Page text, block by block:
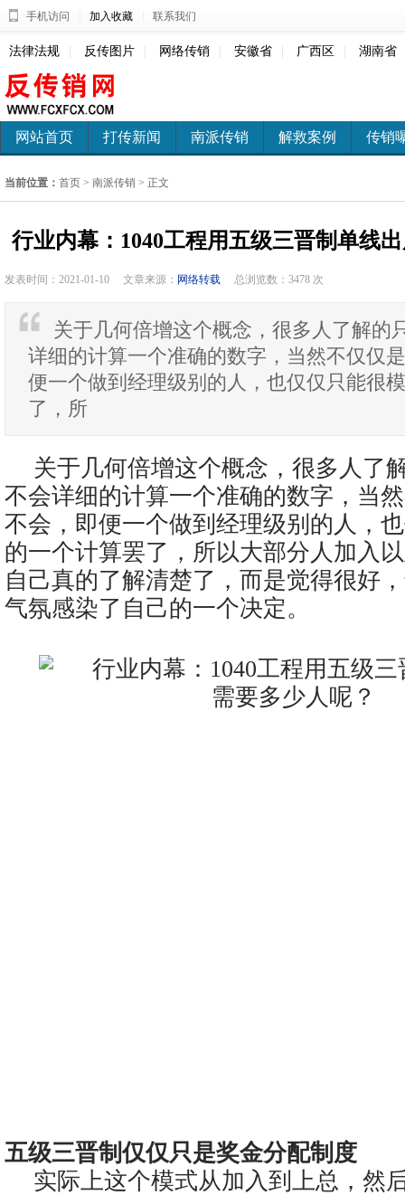
手机访问 加入收藏 联系我们
法律法规 反传图片 网络传销 安徽省 广西区 湖南省
网站首页 打传新闻 南派传销 解救案例 传销
当前位置： 首页 > 南派传销 > 正文
行业内幕：1040工程用五级三晋制单线
发表时间：2021-01-10 文章来源： 网络转载 总浏览数： 3478 次
关于几何倍增这个概念，很多人了解的
详细的计算一个准确的数字，当然不仅仅
便一个做到经理级别的人，也仅仅只能很
了，所
关于几何倍增这个概念，很多人了
不会详细的计算一个准确的数字，当
不会，即便一个做到经理级别的人，
的一个计算罢了，所以大部分人加入
自己真的了解清楚了，而是觉得很好
气氛感染了自己的一个决定。
五级三晋制仅仅只是奖金分配制度
实际上这个模式从加入到上总，然